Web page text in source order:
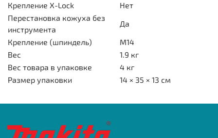
Крепление X-Lock
Нет
Перестановка кожуха без
инструмента
Да
Крепление (шпиндель)
М14
Вес
1.9 кг
Вес товара в упаковке
4 кг
Размер упаковки
14 × 35 × 13 см